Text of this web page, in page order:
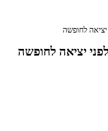
לחופשה
יציאה לחופשה